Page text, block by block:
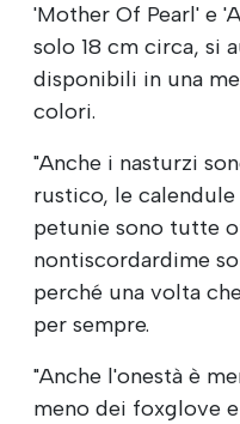
'Mother Of Pearl' e
solo 18 cm circa, si
disponibili in una
colori.
"Anche i nasturzi
rustico, le
petunie sono tutte
nontiscordardime
perché una volta
per sempre.
"Anche l'onestà è
meno dei foxglove